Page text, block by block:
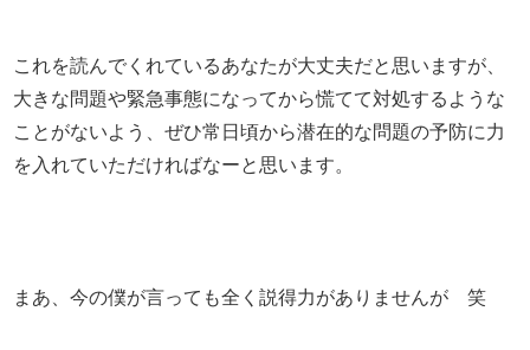
これを読んでくれているあなたが大丈夫だと思いますが、
大きな問題や緊急事態になってから慌てて対処するような
ことがないよう、ぜひ常日頃から潜在的な問題の予防に力
を入れていただければなーと思います。
まあ、今の僕が言っても全く説得力がありませんが 笑